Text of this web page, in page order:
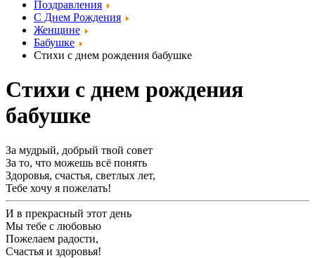
Поздравления
С Днем Рождения
Женщине
Бабушке
Стихи с днем рождения бабушке
Стихи с днем рождения
бабушке
За мудрый, добрый твой совет
За то, что можешь всё понять
Здоровья, счастья, светлых лет,
Тебе хочу я пожелать!
И в прекрасный этот день
Мы тебе с любовью
Пожелаем радости,
Счастья и здоровья!